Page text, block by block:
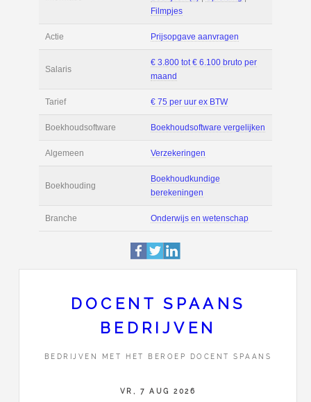
DOCENT SPAANS
Overzicht
Filmpjes
Prijsopgave
Salaris
€ 75 per uur ex
Boekhoudsoftware
Algemeen Verzekeringen
Boekhoudkundige
berekeningen
DOCENT SPAANS
BEDRIJVEN
BEDRIJVEN MET HET BEROEP DOCENT SPAANS
VR, 7 AUG 2026